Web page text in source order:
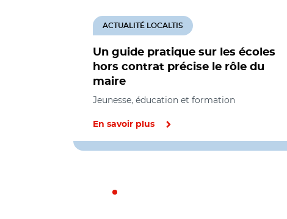
Un guide pratique sur les écoles
hors contrat précise le rôle du
maire
ACTUALITÉ LOCALTIS
Jeunesse, éducation et formation
En savoir plus